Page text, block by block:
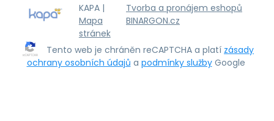
KAPA |
Mapa
stránek
Tvorba a pronájem eshopů
BINARGON.cz
Tento web je chráněn reCAPTCHA a platí zásady
ochrany osobních údajů a podmínky služby Google